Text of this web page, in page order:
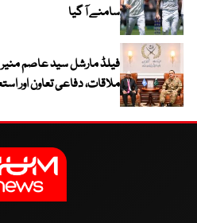
سامنے آ گیا
فیلڈ مارشل سید عاصم منیر
ملاقات، دفاعی تعاون اور